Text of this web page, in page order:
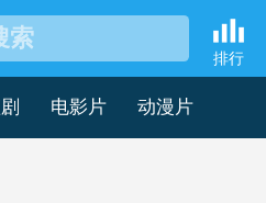
-pa百家乐
索
排行
电影片 动漫片